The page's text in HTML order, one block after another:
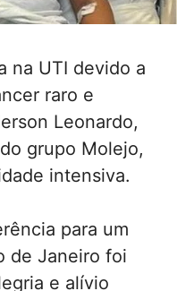
na UTI devido a
raro e
Leonardo,
grupo Molejo,
intensiva.
para um
de Janeiro foi
e alívio